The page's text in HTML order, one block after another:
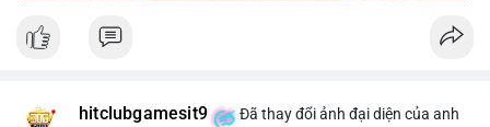
hitclubgamesit9
Đã thay đổi ảnh đại diện của anh